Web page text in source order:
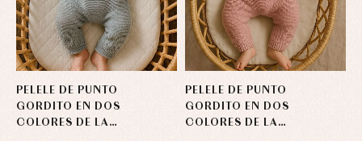
PELELE DE PUNTO
GORDITO EN DOS
COLORES DE LA
PELELE DE PUNTO
GORDITO EN DOS
COLORES DE LA